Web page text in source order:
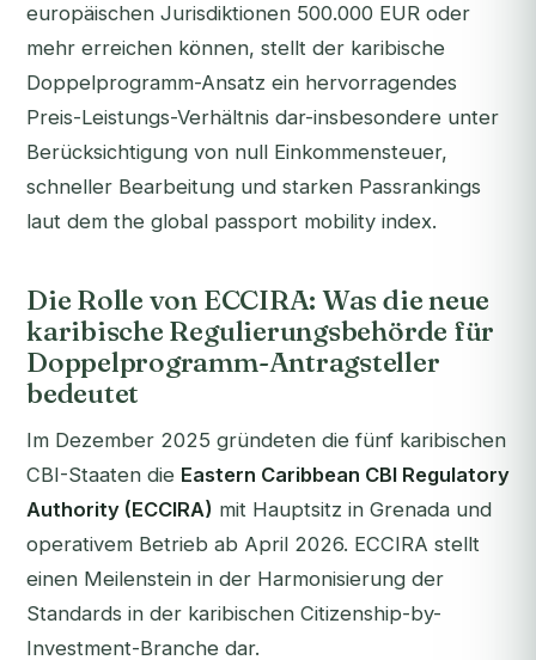
europäischen Jurisdiktionen 500.000 EUR oder
mehr erreichen können, stellt der karibische
Doppelprogramm-Ansatz ein hervorragendes
Preis-Leistungs-Verhältnis dar-insbesondere unter
Berücksichtigung von null Einkommensteuer,
schneller Bearbeitung und starken Passrankings
laut dem the global passport mobility index.
Die Rolle von ECCIRA: Was die neue
karibische Regulierungsbehörde für
Doppelprogramm-Antragsteller
bedeutet
Im Dezember 2025 gründeten die fünf karibischen
CBI-Staaten die Eastern Caribbean CBI Regulatory
Authority (ECCIRA) mit Hauptsitz in Grenada und
operativem Betrieb ab April 2026. ECCIRA stellt
einen Meilenstein in der Harmonisierung der
Standards in der karibischen Citizenship-by-
Investment-Branche dar.